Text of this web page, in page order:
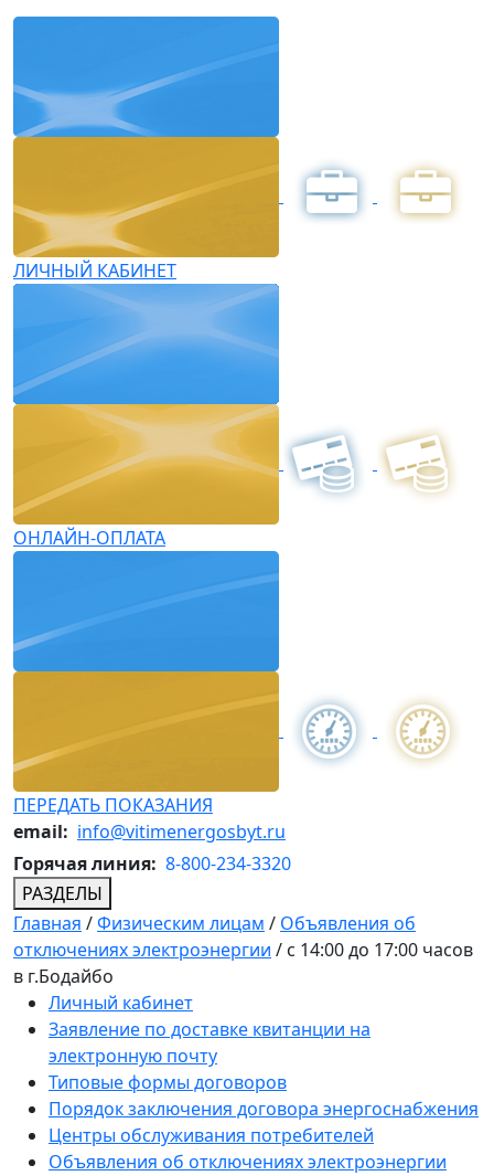
ЛИЧНЫЙ КАБИНЕТ
ОНЛАЙН-ОПЛАТА
ПЕРЕДАТЬ ПОКАЗАНИЯ
email: info@vitimenergosbyt.ru
Горячая линия: 8-800-234-3320
РАЗДЕЛЫ
Главная /Физическим лицам / Объявления об
отключениях электроэнергии / с 14:00 до 17:00 часов
в г.Бодайбо
Личный кабинет
Заявление по доставке квитанции на
электронную почту
Типовые формы договоров
Порядок заключения договора энергоснабжения
Центры обслуживания потребителей
Объявления об отключениях электроэнергии